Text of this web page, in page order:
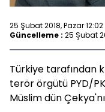
25 Şubat 2018, Pazar 12:02
Güncelleme : 25 Şubat
Türkiye tarafından
terör örgütü PYD/
Müslim dün